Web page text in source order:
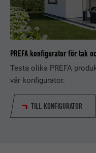
PREFA konfigurator för tak
Testa olika PREFA
vår konfigurator.
TILL KONFIGURATOR
EFTERNAMN
LEVERANTÖRER
PROCEDUR
att
PROCEDUR
LEVERANTÖRER